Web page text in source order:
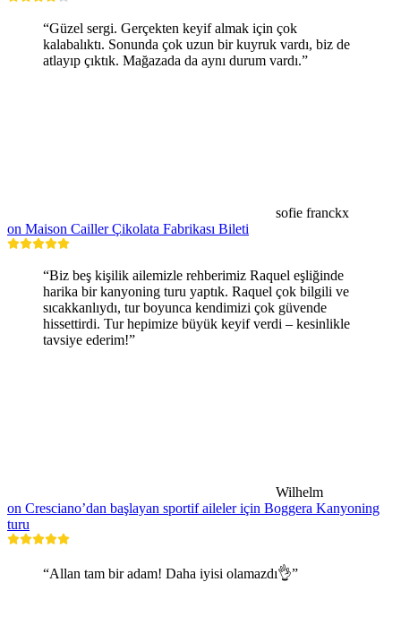
“Güzel sergi. Gerçekten keyif almak için çok
kalabalıktı. Sonunda çok uzun bir kuyruk vardı, biz de
atlayıp çıktık. Mağazada da aynı durum vardı.”
sofie franckx
on Maison Cailler Çikolata Fabrikası Bileti
“Biz beş kişilik ailemizle rehberimiz Raquel eşliğinde
harika bir kanyoning turu yaptık. Raquel çok bilgili ve
sıcakkanlıydı, tur boyunca kendimizi çok güvende
hissettirdi. Tur hepimize büyük keyif verdi – kesinlikle
tavsiye ederim!”
Wilhelm
on Cresciano’dan başlayan sportif aileler için Boggera Kanyoning
turu
“Allan tam bir adam! Daha iyisi olamazdı👌”